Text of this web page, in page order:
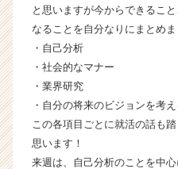
と思いますが今からできるこ
なることを自分なりにまとめま
・自己分析
・社会的なマナー
・業界研究
・自分の将来のビジョンを考え
この各項目ごとに就活の話も
思います！
来週は、自己分析のことを中